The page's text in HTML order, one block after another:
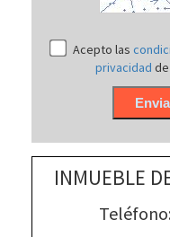
Acepto las
privacidad
INMUEBLE